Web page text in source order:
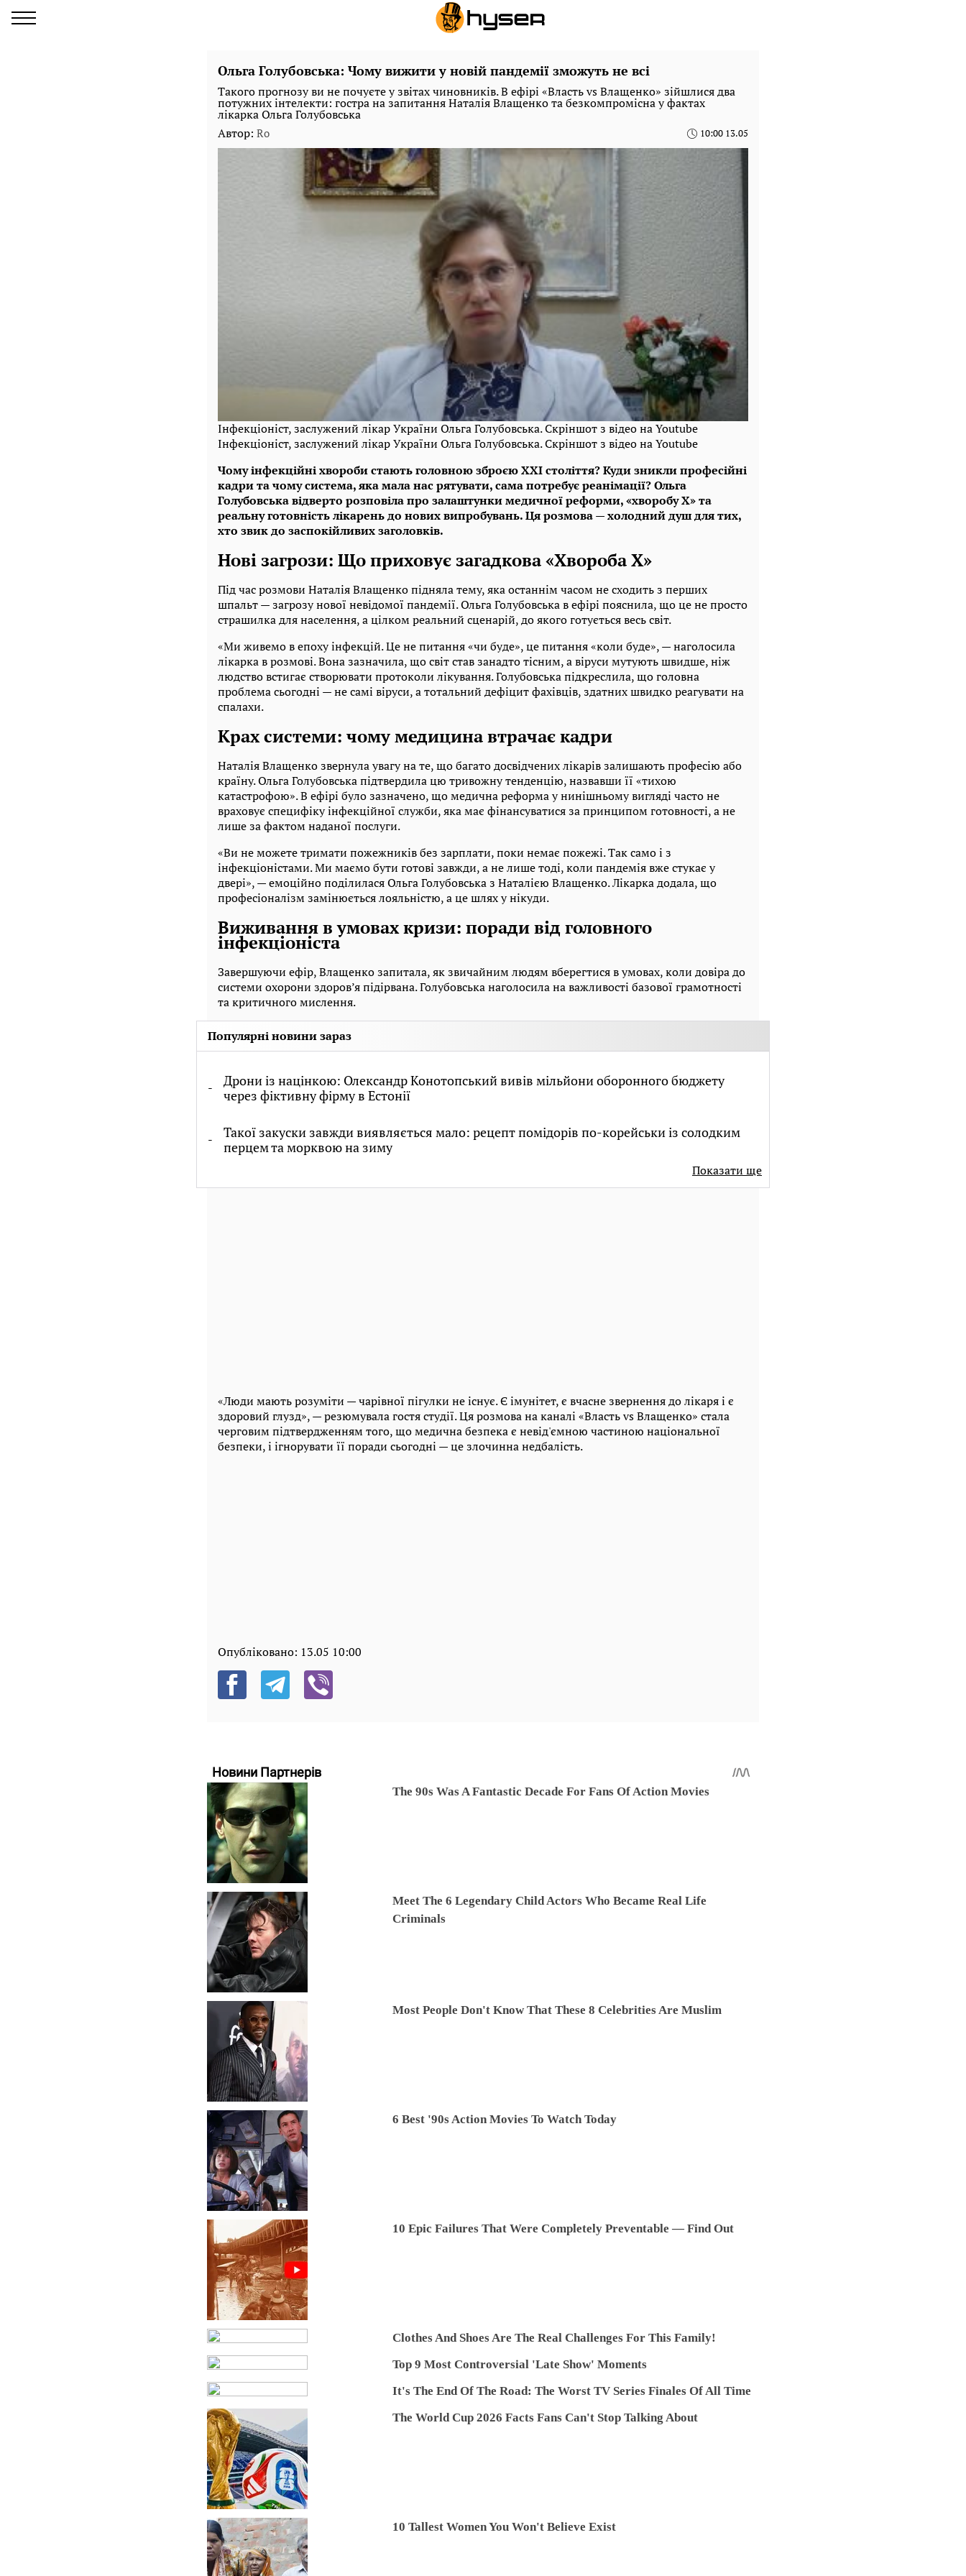
Ольга Голубовська: Чому вижити у новій пандемії зможуть не всі
Такого прогнозу ви не почуєте у звітах чиновників. В ефірі «Власть vs Влащенко» зійшлися два
потужних інтелекти: гостра на запитання Наталія Влащенко та безкомпромісна у фактах
лікарка Ольга Голубовська
Автор: Ro 10:00 13.05
Інфекціоніст, заслужений лікар України Ольга Голубовська. Скріншот з відео на Youtube
Інфекціоніст, заслужений лікар України Ольга Голубовська. Скріншот з відео на Youtube
Чому інфекційні хвороби стають головною зброєю ХХІ століття? Куди зникли професійні
кадри та чому система, яка мала нас рятувати, сама потребує реанімації? Ольга
Голубовська відверто розповіла про залаштунки медичної реформи, «хворобу Х» та
реальну готовність лікарень до нових випробувань. Ця розмова — холодний душ для тих,
хто звик до заспокійливих заголовків.
Нові загрози: Що приховує загадкова «Хвороба Х»
Під час розмови Наталія Влащенко підняла тему, яка останнім часом не сходить з перших
шпальт — загрозу нової невідомої пандемії. Ольга Голубовська в ефірі пояснила, що це не просто
страшилка для населення, а цілком реальний сценарій, до якого готується весь світ.
«Ми живемо в епоху інфекцій. Це не питання «чи буде», це питання «коли буде», — наголосила
лікарка в розмові. Вона зазначила, що світ став занадто тісним, а віруси мутують швидше, ніж
людство встигає створювати протоколи лікування. Голубовська підкреслила, що головна
проблема сьогодні — не самі віруси, а тотальний дефіцит фахівців, здатних швидко реагувати на
спалахи.
Крах системи: чому медицина втрачає кадри
Наталія Влащенко звернула увагу на те, що багато досвідчених лікарів залишають професію або
країну. Ольга Голубовська підтвердила цю тривожну тенденцію, назвавши її «тихою
катастрофою». В ефірі було зазначено, що медична реформа у нинішньому вигляді часто не
враховує специфіку інфекційної служби, яка має фінансуватися за принципом готовності, а не
лише за фактом наданої послуги.
«Ви не можете тримати пожежників без зарплати, поки немає пожежі. Так само і з
інфекціоністами. Ми маємо бути готові завжди, а не лише тоді, коли пандемія вже стукає у
двері», — емоційно поділилася Ольга Голубовська з Наталією Влащенко. Лікарка додала, що
професіоналізм замінюється лояльністю, а це шлях у нікуди.
Виживання в умовах кризи: поради від головного
інфекціоніста
Завершуючи ефір, Влащенко запитала, як звичайним людям вберегтися в умовах, коли довіра до
системи охорони здоров’я підірвана. Голубовська наголосила на важливості базової грамотності
та критичного мислення.
Популярні новини зараз
Дрони із націнкою: Олександр Конотопський вивів мільйони оборонного бюджету
через фіктивну фірму в Естонії
Такої закуски завжди виявляється мало: рецепт помідорів по-корейськи із солодким
перцем та морквою на зиму
Показати ще
«Люди мають розуміти — чарівної пігулки не існує. Є імунітет, є вчасне звернення до лікаря і є
здоровий глузд», — резюмувала гостя студії. Ця розмова на каналі «Власть vs Влащенко» стала
черговим підтвердженням того, що медична безпека є невід'ємною частиною національної
безпеки, і ігнорувати її поради сьогодні — це злочинна недбалість.
Опубліковано: 13.05 10:00